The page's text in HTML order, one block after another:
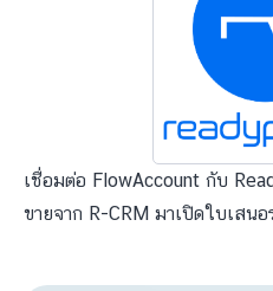
เชื่อมต่อ FlowAccount กับ
ขายจาก R-CRM มาเปิดใบเสน